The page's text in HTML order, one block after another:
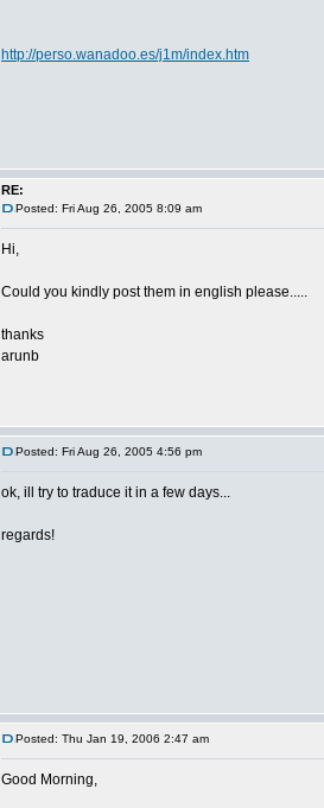
http://perso.wanadoo.es/j1m/index.htm
RE:
Posted: Fri Aug 26, 2005 8:09 am
Hi,
Could you kindly post them in english please.....
thanks
arunb
Posted: Fri Aug 26, 2005 4:56 pm
ok, ill try to traduce it in a few days...
regards!
Posted: Thu Jan 19, 2006 2:47 am
Good Morning,